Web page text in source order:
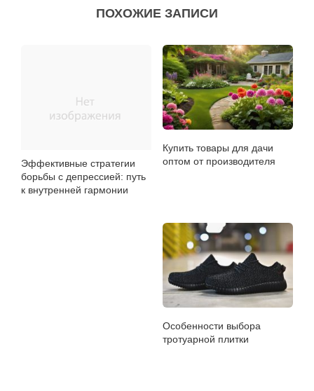
ПОХОЖИЕ ЗАПИСИ
Эффективные стратегии
борьбы с депрессией: путь
к внутренней гармонии
Купить товары для дачи
оптом от производителя
Особенности выбора
тротуарной плитки